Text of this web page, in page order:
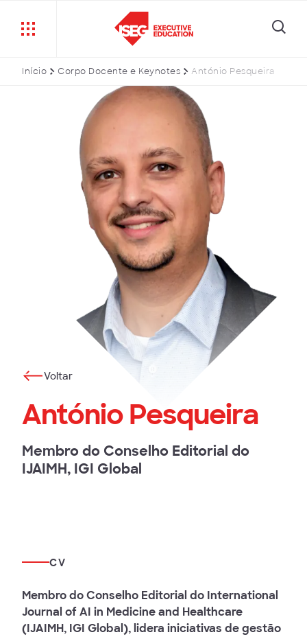
Início Corpo Docente e Keynotes António Pesqueira
Voltar
António Pesqueira
Membro do Conselho Editorial do
IJAIMH, IGI Global
CV
Membro do Conselho Editorial do International
Journal of AI in Medicine and Healthcare
(IJAIMH, IGI Global), lidera iniciativas de gestão